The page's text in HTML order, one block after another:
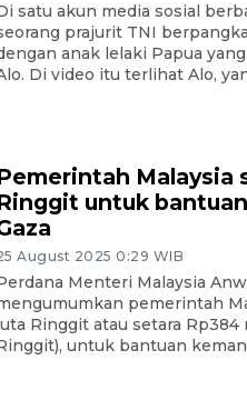
satu akun media sosial
prajurit TNI
anak lelaki Papua
Di video itu terlihat Alo,
Malaysia
untuk
August 2025 0:29 WIB
Menteri Malaysia
pemerintah
Ringgit atau setara
untuk bantuan
Tarawih di